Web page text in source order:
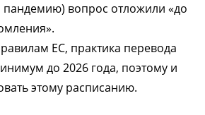
пандемию) вопрос отложили «до
ЕС, практика перевода
до 2026 года, поэтому и
этому расписанию.